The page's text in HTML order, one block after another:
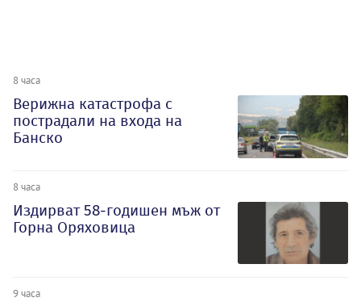
8 часа
Верижна катастрофа с
пострадали на входа на
Банско
8 часа
Издирват 58-годишен мъж от
Горна Оряховица
9 часа